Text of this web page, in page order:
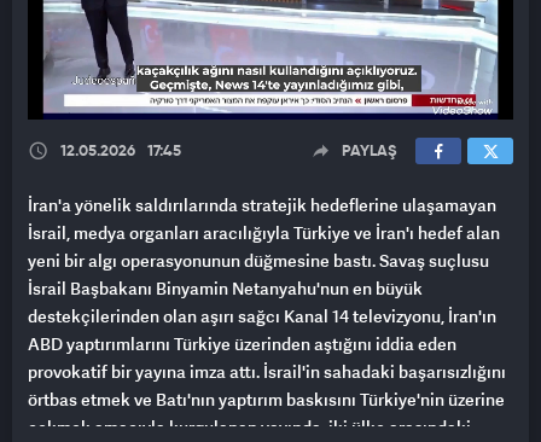
12.05.2026 17:45 PAYLAŞ
İran'a yönelik saldırılarında stratejik hedeflerine ulaşamayan
İsrail, medya organları aracılığıyla Türkiye ve İran'ı hedef alan
yeni bir algı operasyonunun düğmesine bastı. Savaş suçlusu
İsrail Başbakanı Binyamin Netanyahu'nun en büyük
destekçilerinden olan aşırı sağcı Kanal 14 televizyonu, İran'ın
ABD yaptırımlarını Türkiye üzerinden aştığını iddia eden
provokatif bir yayına imza attı. İsrail'in sahadaki başarısızlığını
örtbas etmek ve Batı'nın yaptırım baskısını Türkiye'nin üzerine
çekmek amacıyla kurgulanan yayında, iki ülke arasındaki